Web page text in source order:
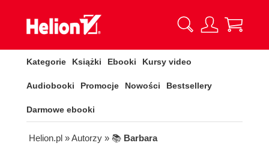
Kategorie Książki Ebooki Kursy video
Audiobooki Promocje Nowości Bestsellery
Darmowe ebooki
Helion.pl » Autorzy » 📚 Barbara